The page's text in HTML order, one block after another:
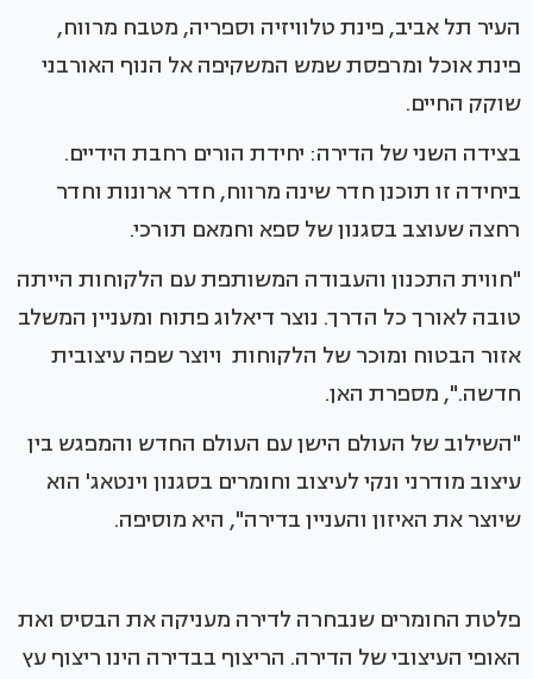
העיר תל אביב, פינת טלוויזיה וספריה, מטבח מרווח,
פינת אוכל ומרפסת שמש המשקיפה אל הנוף האורבני
שוקק החיים.
בצידה השני של הדירה: יחידת הורים רחבת הידיים.
ביחידה זו תוכנן חדר שינה מרווח, חדר ארונות וחדר
רחצה שעוצב בסגנון של ספא וחמאם תורכי.
"חווית התכנון והעבודה המשותפת עם הלקוחות הייתה
טובה לאורך כל הדרך. נוצר דיאלוג פתוח ומעניין המשלב
אזור הבטוח ומוכר של הלקוחות ויוצר שפה עיצובית
חדשה.", מספרת האן.
"השילוב של העולם הישן עם העולם החדש והמפגש בין
עיצוב מודרני ונקי לעיצוב וחומרים בסגנון וינטאג' הוא
שיוצר את האיזון והעניין בדירה", היא מוסיפה.
פלטת החומרים שנבחרה לדירה מעניקה את הבסיס ואת
האופי העיצובי של הדירה. הריצוף בבדירה הינו ריצוף עץ